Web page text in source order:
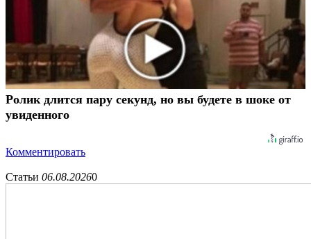
Ролик длится пару секунд, но вы будете в шоке от
увиденного
Комментировать
Статьи 06.08.20260